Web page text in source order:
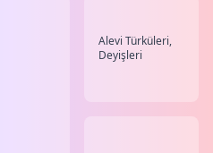
Alevi Türküleri,
Deyişleri